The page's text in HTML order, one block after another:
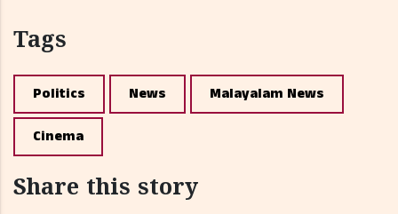
Tags
Politics News Malayalam News
Cinema
Share this story